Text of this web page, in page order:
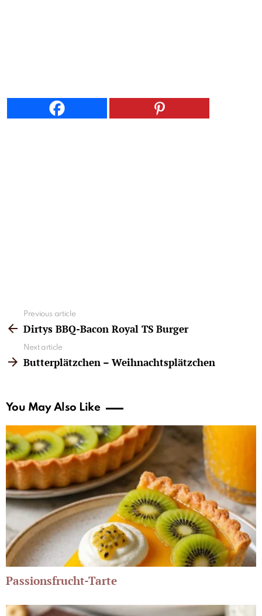
more
Previous article
Dirtys BBQ-Bacon Royal TS Burger
Next article
Butterplätzchen – Weihnachtsplätzchen
You May Also Like
Passionsfrucht-Tarte